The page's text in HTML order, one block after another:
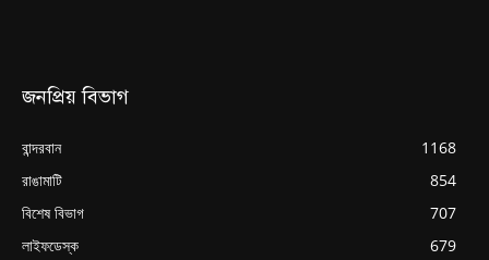
জনপ্রিয় বিভাগ
বান্দরবান
1168
রাঙামাটি
854
বিশেষ বিভাগ
707
লাইফডেস্ক
679